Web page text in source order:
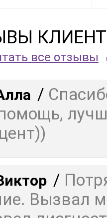
все отзывы
/
/
Вызвал